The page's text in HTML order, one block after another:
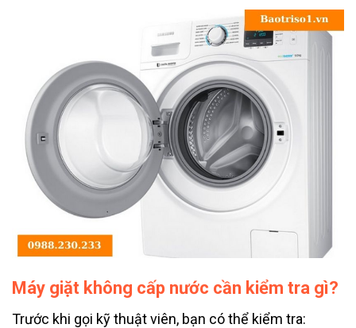
Máy giặt không cấp nước cần kiểm tra gì?
Trước khi gọi kỹ thuật viên, bạn có thể kiểm tra: